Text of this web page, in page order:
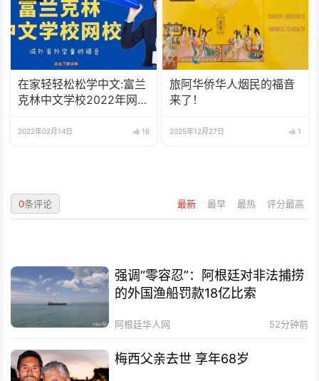
在家轻轻松松学中文:富兰
克林中文学校2022年网校
2022年02月14日 16
旅阿华侨华人烟民的福音
来了！
2025年12月27日 1
最新 最早 最热 评分最高
0条评论
强调“零容忍”：阿根廷对非法捕捞
的外国渔船罚款18亿比索
阿根廷华人网 52分钟前
梅西父亲去世 享年68岁